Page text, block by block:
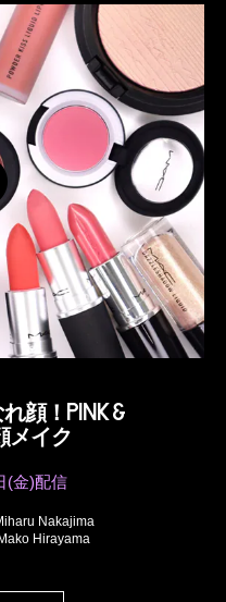
顔！PINK &
メイク
(金)配信
Nakajima
Hirayama